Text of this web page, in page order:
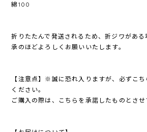
綿100
折りたたんで発送されるため、折ジワがあ
承のほどよろしくお願いいたします。
【注意点】※誠に恐れ入りますが、必ずこ
ください。
ご購入の際は、こちらを承諾したものとさせ